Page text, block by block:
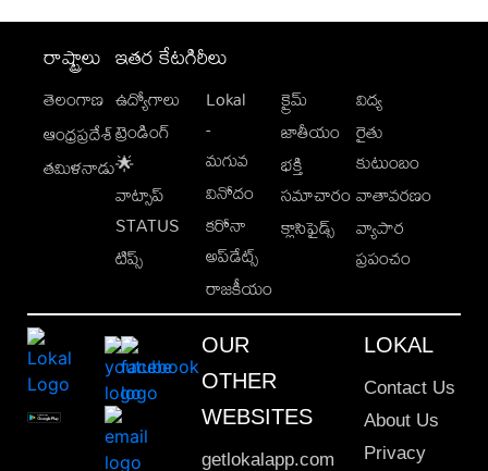
రాష్ట్రాలు
తెలంగాణ
ఆంధ్రప్రదేశ్
తమిళనాడు
ఇతర కేటగిరీలు
ఉద్యోగాలు
ట్రెండింగ్
🌟
వాట్సాప్
STATUS
టిప్స్
Lokal
-
మగువ
వినోదం
కరోనా
అప్‌డేట్స్
రాజకీయం
క్రైమ్
జాతీయం
భక్తి
సమాచారం
క్లాసిఫైడ్స్
విద్య
రైతు
కుటుంబం
వాతావరణం
వ్యాపార
ప్రపంచం
OUR
OTHER
WEBSITES
getlokalapp.com
LOKAL
Contact Us
About Us
Privacy